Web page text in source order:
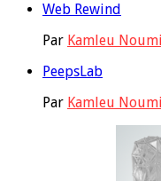
Web Rewind
Par Kamleu
PeepsLab
Par Kamleu